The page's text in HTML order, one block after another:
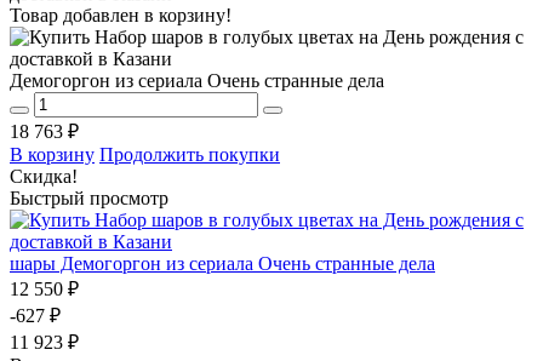
Товар добавлен в корзину!
Демогоргон из сериала Очень странные дела
18 763 ₽
В корзину Продолжить покупки
Скидка!
Быстрый просмотр
шары Демогоргон из сериала Очень странные дела
12 550 ₽
-627 ₽
11 923 ₽